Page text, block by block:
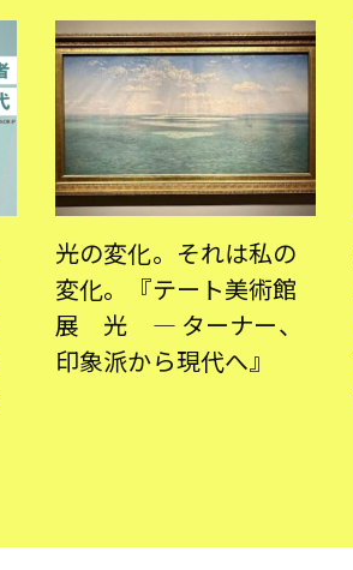
光の変化。それは私の
変化。『テート美術館
展 光 ― ターナー、
印象派から現代へ』